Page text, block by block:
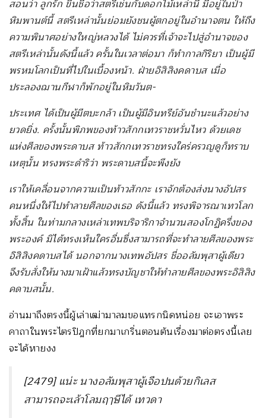
สอนว่า ลูกรัก ขึ้นชื่อว่าสตรีเช่นกับดอกไม้เหล่านี้ มีอยู่ในป่า
หิมพานต์นี้ สตรีเหล่านั้นย่อมยังชนผู้ตกอยู่ในอำนาจตน ให้ถึง
ความพินาศอย่างใหญ่หลวงได้ ไม่ควรที่เจ้าจะไปสู่อำนาจของ
สตรีเหล่านั้นดังนี้แล้ว ครั้นในเวลาต่อมา ก็ทำกาลกิริยา เป็นผู้มี
พรหมโลกเป็นที่ไปในเบื้องหน้า. ฝ่ายอิสิสิงคดาบส เมื่อ
ประลองฌานกีฬาก็พักอยู่ในหิมวันต-
ประเทศ ได้เป็นผู้มีตบะกล้า เป็นผู้มีอินทรีย์อันชำนะแล้วอย่าง
ยวดยิ่ง. ครั้งนั้นพิภพของท้าวสักกเทวราชหวั่นไหว ด้วยเดช
แห่งศีลของพระดาบส ท้าวสักกเทวราชทรงใคร่ครวญดูก็ทราบ
เหตุนั้น ทรงพระดำริว่า พระดาบสนี้จะพึงยัง
เราให้เคลื่อนจากความเป็นท้าวสักกะเราจักต้องส่งนางอัปสร
คนหนึ่งให้ไปทำลายศีลของเธอ ดังนี้แล้ว ทรงพิจารณาเทวโลก
ทั้งสิ้น ในท่ามกลางเหล่าเทพบริจาริกาจำนวนสองโกฏิครึ่งของ
พระองค์ มิได้ทรงเห็นใครอื่นซึ่งสามารถที่จะทำลายศีลของพระ
อิสิสิงคดาบสได้ นอกจากนางเทพอัปสร ชื่ออลัมพุสาผู้เดียว
จึงรับสั่งให้นางมาเฝ้าแล้วทรงบัญชาให้ทำลายศีลของพระอิสิสิง
คดาบสนั้น.
อ่านมาถึงตรงนี้ผู้เล่าเฒ่ามาลมขอแทรกนิดหน่อย จะเอาพระ
คาถาในพระไตรปิฎกที่ยกมาเกริ่นตอนต้นเรื่องมาต่อตรงนี้เลย
จะได้หายงง
[2479] แน่ะ นางอลัมพุสาผู้เจือปนด้วยกิเลส
สามารถจะเล้าโลมฤๅษีได้ เทวดา